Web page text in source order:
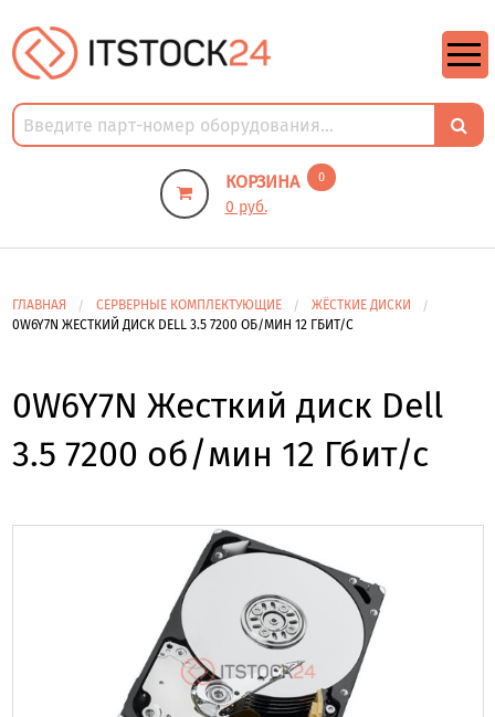
КОРЗИНА 0
0 руб.
ГЛАВНАЯ СЕРВЕРНЫЕ КОМПЛЕКТУЮЩИЕ
ЖЁСТКИЕ ДИСКИ
0W6Y7N ЖЕСТКИЙ ДИСК DELL 3.5 7200 ОБ/МИН 12 ГБИТ/С
0W6Y7N Жесткий диск Dell
3.5 7200 об/мин 12 Гбит/с